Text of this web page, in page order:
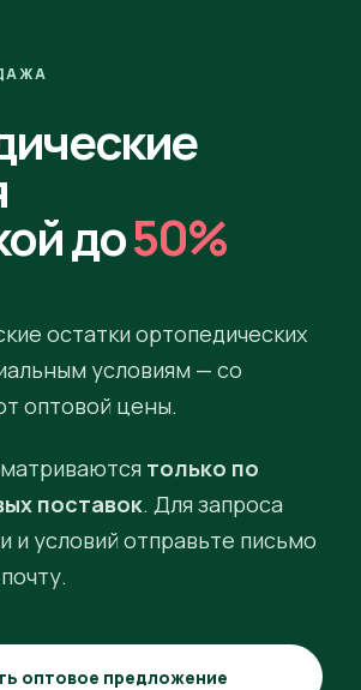
до50%
остатки ортопедических
условиям — со
оптовой цены.
только по
поставок. Для запроса
и условий отправьте письмо
оптовое предложение